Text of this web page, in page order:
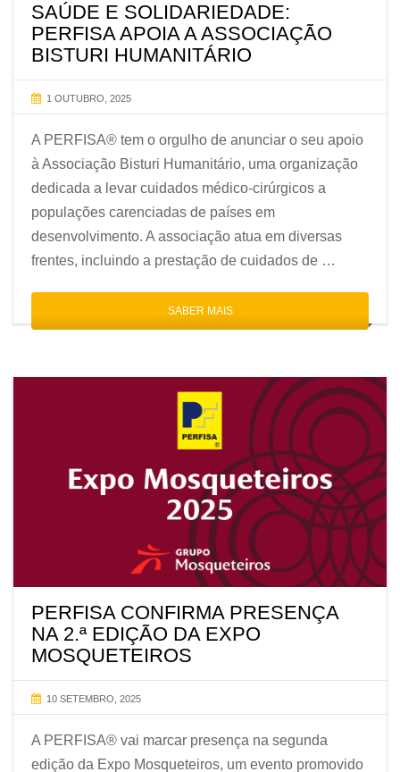
SAÚDE E SOLIDARIEDADE:
PERFISA APOIA A ASSOCIAÇÃO
BISTURI HUMANITÁRIO
1 OUTUBRO, 2025
A PERFISA® tem o orgulho de anunciar o seu apoio
à Associação Bisturi Humanitário, uma organização
dedicada a levar cuidados médico-cirúrgicos a
populações carenciadas de países em
desenvolvimento. A associação atua em diversas
frentes, incluindo a prestação de cuidados de …
SABER MAIS
PERFISA CONFIRMA PRESENÇA
NA 2.ª EDIÇÃO DA EXPO
MOSQUETEIROS
10 SETEMBRO, 2025
A PERFISA® vai marcar presença na segunda
edição da Expo Mosqueteiros, um evento promovido